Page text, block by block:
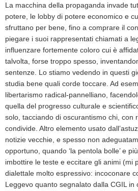
La macchina della propaganda invade
potere, le lobby di potere economico e
sfruttano per bene, fino a comprare il
piegare i suoi rappresentati chiamati a
influenzare fortemente coloro cui è
talvolta, forse troppo spesso,
sentenze. Lo stiamo vedendo in questi
studia bene quali corde toccare. Ad
libertarismo radical-pannelliano,
quella del progresso culturale e
solo, tacciando di oscurantismo chi, con
condivide. Altro elemento usato
notizie vecchie, e spesso non
opportuno, quando ‘la pentola bolle’ e
imbottire le teste e eccitare gli animi (mi
dialettale molto espressivo: incoconare
Leggevo quanto segnalato dalla CGIL in